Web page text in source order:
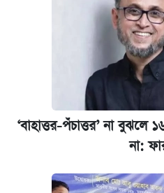
কবে শুরু হচ্ছে ঢাবির
‘বাহাত্তর-পঁচাত্তর’ না বুঝলে
না: